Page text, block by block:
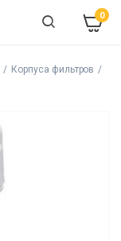
0
Корпуса фильтров